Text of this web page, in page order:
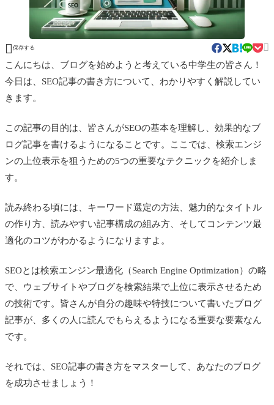
 保存する 
こんにちは、ブログを始めようと考えている中学生の皆さん！
今日は、SEO記事の書き方について、わかりやすく解説してい
きます。
この記事の目的は、皆さんがSEOの基本を理解し、効果的なブ
ログ記事を書けるようになることです。ここでは、検索エンジ
ンの上位表示を狙うための5つの重要なテクニックを紹介しま
す。
読み終わる頃には、キーワード選定の方法、魅力的なタイトル
の作り方、読みやすい記事構成の組み方、そしてコンテンツ最
適化のコツがわかるようになりますよ。
SEOとは検索エンジン最適化（Search Engine Optimization）の略
で、ウェブサイトやブログを検索結果で上位に表示させるため
の技術です。皆さんが自分の趣味や特技について書いたブログ
記事が、多くの人に読んでもらえるようになる重要な要素なん
です。
それでは、SEO記事の書き方をマスターして、あなたのブログ
を成功させましょう！